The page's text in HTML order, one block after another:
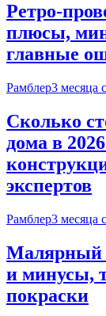
Ретро-
плюсы,
главные
Рамблер3 месяца
Сколько
дома в
экспертов
Рамблер3 месяца
Малярный
и минусы,
покраски